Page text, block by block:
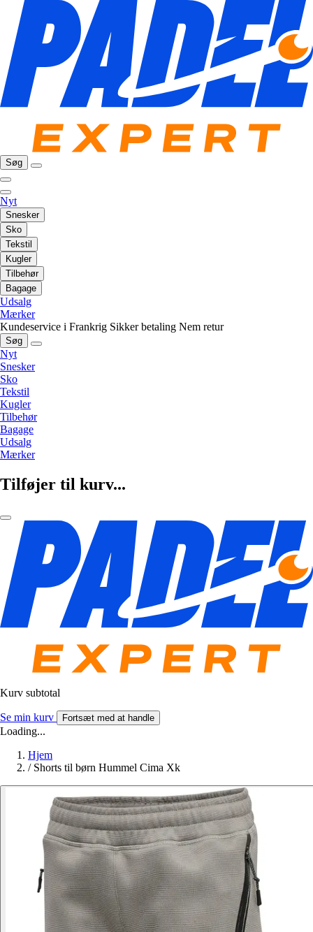
Søg
Nyt
Snesker
Sko
Tekstil
Kugler
Tilbehør
Bagage
Udsalg
Mærker
Kundeservice i Frankrig Sikker betaling Nem retur
Søg
Nyt
Snesker
Sko
Tekstil
Kugler
Tilbehør
Bagage
Udsalg
Mærker
Tilføjer til kurv...
Kurv subtotal
Se min kurv Fortsæt med at handle
Loading...
Hjem
/ Shorts til børn Hummel Cima Xk